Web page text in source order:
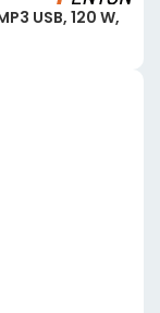
USB, 120 W,